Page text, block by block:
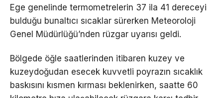
Ege genelinde termometrelerin 37 ila 41 dereceyi
bulduğu bunaltıcı sıcaklar sürerken Meteoroloji
Genel Müdürlüğü’nden rüzgar uyarısı geldi.
Bölgede öğle saatlerinden itibaren kuzey ve
kuzeydoğudan esecek kuvvetli poyrazın sıcaklık
baskısını kısmen kırması beklenirken, saatte 60